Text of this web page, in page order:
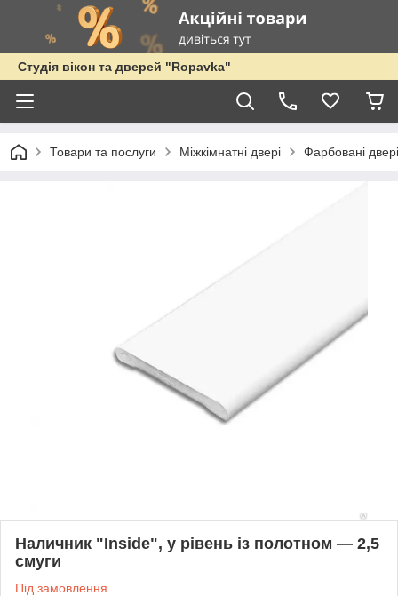
Студія вікон та дверей "Ropavka"
Товари та послуги Міжкімнатні двері Фарбовані двері
Наличник "Inside", у рівень із полотном — 2,5
смуги
Під замовлення